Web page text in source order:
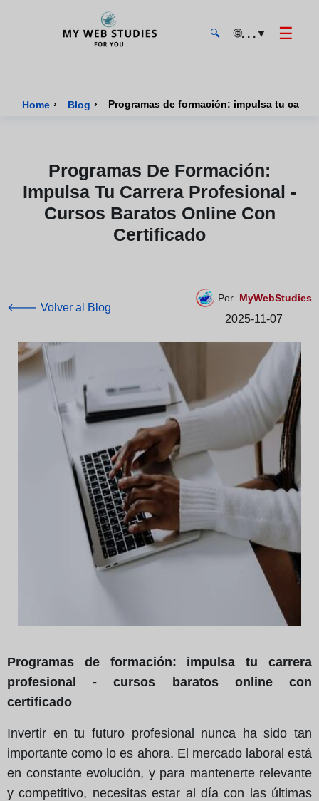
🔍 🌐. . .▼ ☰
Home › Blog ›
Programas De Formación:
Impulsa Tu Carrera Profesional -
Cursos Baratos Online Con
Certificado
🡐 Volver al Blog
Por MyWebStudies
2025-11-07
Programas de formación: impulsa tu carrera
profesional - cursos baratos online con
certificado
Invertir en tu futuro profesional nunca ha sido tan
importante como lo es ahora. El mercado laboral está
en constante evolución, y para mantenerte relevante
y competitivo, necesitas estar al día con las últimas